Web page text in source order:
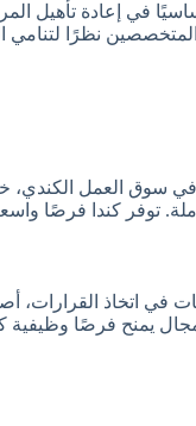
في إعادة تأهيل
المتخصصين نظرًا
سوق العمل الكندي،
توفر كندا
في اتخاذ القرارات،
يمنح فرصًا وظيفية